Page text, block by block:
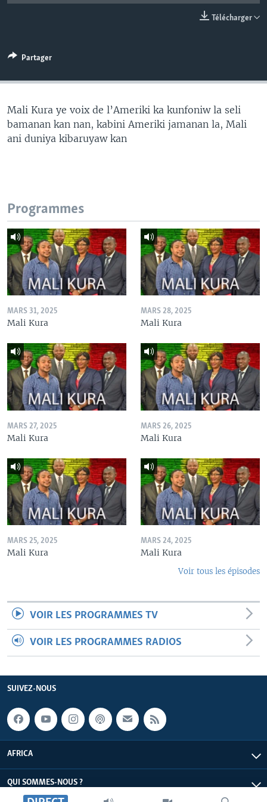
Télécharger
Partager
Mali Kura ye voix de l’Ameriki ka kunfoniw la seli
bamanan kan nan, kabini Ameriki jamanan la, Mali
ani duniya kibaruyaw kan
Programmes
MARS 31, 2025
Mali Kura
MARS 28, 2025
Mali Kura
MARS 27, 2025
Mali Kura
MARS 26, 2025
Mali Kura
MARS 25, 2025
Mali Kura
MARS 24, 2025
Mali Kura
Voir tous les épisodes
VOIR LES PROGRAMMES TV
VOIR LES PROGRAMMES RADIOS
SUIVEZ-NOUS
AFRICA
QUI SOMMES-NOUS ?